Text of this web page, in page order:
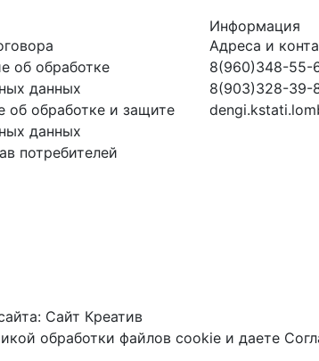
об обработке
данных
об обработке и защите
данных
потребителей
Информация
Адреса и
8(960)348-55-
8(903)328-39-
Сайт Креатив
обработки файлов cookie и даете